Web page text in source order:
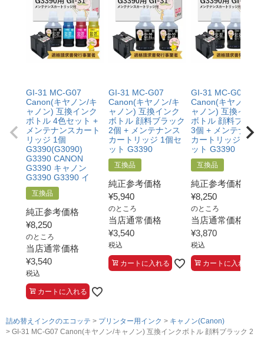
互換品：ブラック170ml/カラー各70ml
純正品：ブラック135ml/カラー各70ml
GI-31 MC-G07
Canon(キヤノン/キ
ャノン) 互換インク
ボトル 4色セット +
メンテナンスカート
リッジ 1個
G3390(G3090)
G3390 CANON
G3390 キャノン
G3390 G3390 イ
互換品
純正参考価格
¥8,250
のところ
当店通常価格
¥3,540
税込
カートに入れる
GI-31 MC-G07
Canon(キヤノン/キ
ャノン) 互換インク
ボトル 顔料ブラック
2個 + メンテナンス
カートリッジ 1個セ
ット G3390
互換品
純正参考価格
¥5,940
のところ
当店通常価格
¥3,540
税込
カートに入れる
GI-31 MC-G07
Canon(キヤノン/キ
ャノン) 互換インク
ボトル 顔料ブラッ
3個 + メンテナンス
カートリッジ 1個セ
ット G3390
互換品
純正参考価格
¥8,250
のところ
当店通常価格
¥3,870
税込
カートに入れる
詰め替えインクのエコッテ プリンター用インク
キャノン(Canon)
GI-31 MC-G07 Canon(キヤノン/キャノン) 互換インクボトル 顔料ブラック 2